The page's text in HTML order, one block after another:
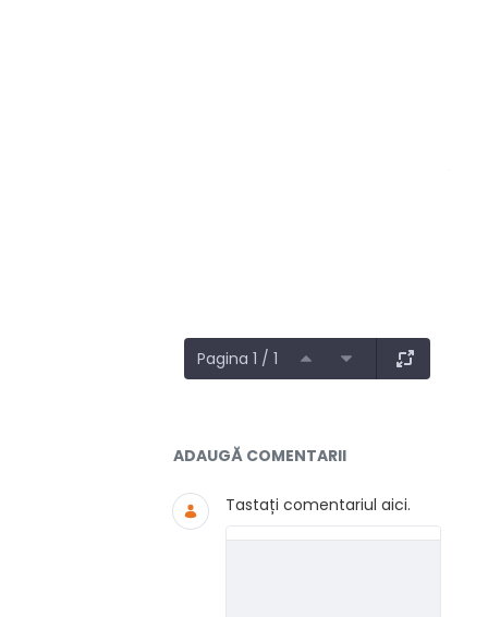
Pagina 1 / 1
Documente și Media
ADAUGĂ COMENTARII
Tastați comentariul aici.